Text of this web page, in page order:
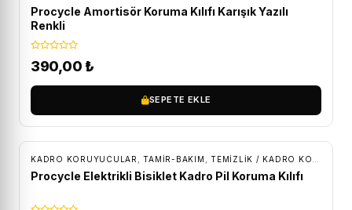
Procycle Amortisör Koruma Kılıfı Karışık Yazılı
Renkli
390,00 ₺
SEPETE EKLE
KADRO KORUYUCULAR ,TAMİR-BAKIM TEMIZLIK / KADRO KORUMA
Procycle Elektrikli Bisiklet Kadro Pil Koruma Kılıfı